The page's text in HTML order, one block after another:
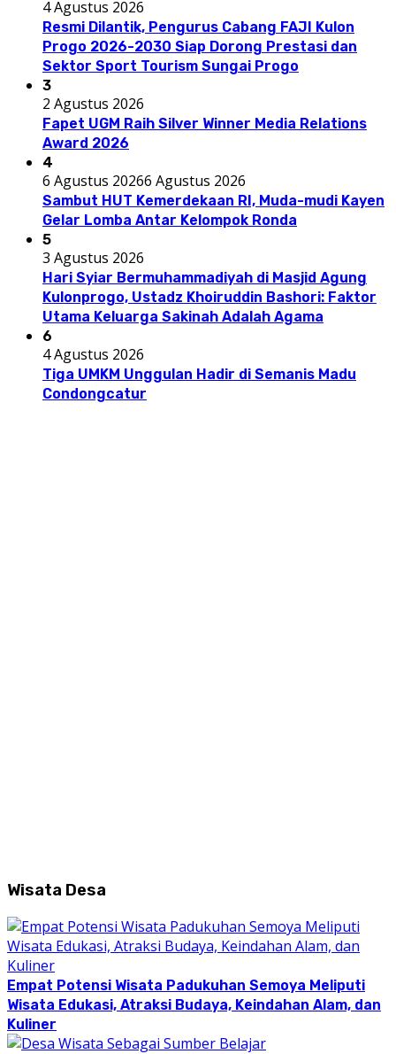
4 Agustus 2026
Resmi Dilantik, Pengurus Cabang FAJI Kulon
Progo 2026-2030 Siap Dorong Prestasi dan
Sektor Sport Tourism Sungai Progo
3
2 Agustus 2026
Fapet UGM Raih Silver Winner Media Relations
Award 2026
4
6 Agustus 20266 Agustus 2026
Sambut HUT Kemerdekaan RI, Muda-mudi Kayen
Gelar Lomba Antar Kelompok Ronda
5
3 Agustus 2026
Hari Syiar Bermuhammadiyah di Masjid Agung
Kulonprogo, Ustadz Khoiruddin Bashori: Faktor
Utama Keluarga Sakinah Adalah Agama
6
4 Agustus 2026
Tiga UMKM Unggulan Hadir di Semanis Madu
Condongcatur
Wisata Desa
Empat Potensi Wisata Padukuhan Semoya Meliputi
Wisata Edukasi, Atraksi Budaya, Keindahan Alam, dan
Kuliner